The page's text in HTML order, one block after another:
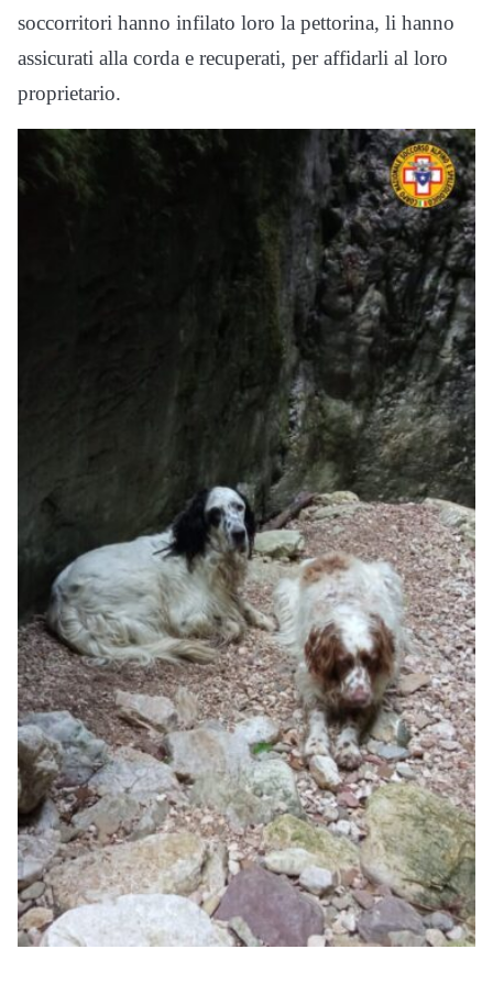
soccorritori hanno infilato loro la pettorina, li hanno
assicurati alla corda e recuperati, per affidarli al loro
proprietario.